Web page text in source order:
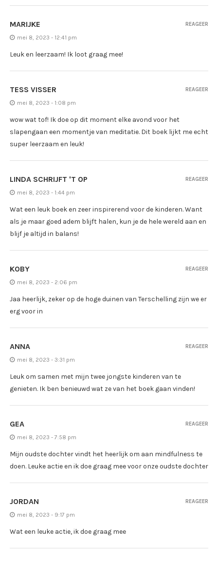
MARIJKE
mei 8, 2023 - 12:41 pm
Leuk en leerzaam! Ik loot graag mee!
REAGEER
TESS VISSER
mei 8, 2023 - 1:08 pm
wow wat tof! Ik doe op dit moment elke avond voor het
slapengaan een momentje van meditatie. Dit boek lijkt me echt
super leerzaam en leuk!
REAGEER
LINDA SCHRIJFT 'T OP
mei 8, 2023 - 1:44 pm
Wat een leuk boek en zeer inspirerend voor de kinderen. Want
als je maar goed adem blijft halen, kun je de hele wereld aan en
blijf je altijd in balans!
REAGEER
KOBY
mei 8, 2023 - 2:06 pm
Jaa heerlijk, zeker op de hoge duinen van Terschelling zijn we er
erg voor in
REAGEER
ANNA
mei 8, 2023 - 3:31 pm
Leuk om samen met mijn twee jongste kinderen van te
genieten. Ik ben benieuwd wat ze van het boek gaan vinden!
REAGEER
GEA
mei 8, 2023 - 7:58 pm
Mijn oudste dochter vindt het heerlijk om aan mindfulness te
doen. Leuke actie en ik doe graag mee voor onze oudste dochter
REAGEER
JORDAN
mei 8, 2023 - 9:17 pm
Wat een leuke actie, ik doe graag mee
REAGEER